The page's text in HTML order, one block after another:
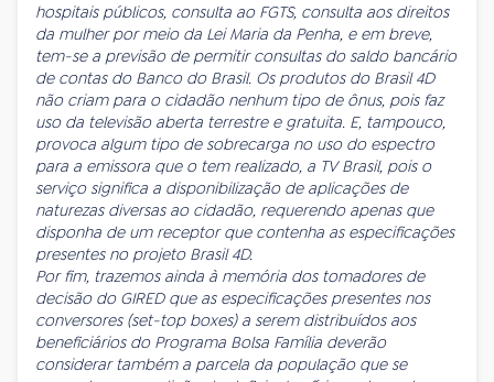
hospitais públicos, consulta ao FGTS, consulta aos direitos
da mulher por meio da Lei Maria da Penha, e em breve,
tem-se a previsão de permitir consultas do saldo bancário
de contas do Banco do Brasil. Os produtos do Brasil 4D
não criam para o cidadão nenhum tipo de ônus, pois faz
uso da televisão aberta terrestre e gratuita. E, tampouco,
provoca algum tipo de sobrecarga no uso do espectro
para a emissora que o tem realizado, a TV Brasil, pois o
serviço significa a disponibilização de aplicações de
naturezas diversas ao cidadão, requerendo apenas que
disponha de um receptor que contenha as especificações
presentes no projeto Brasil 4D.
Por fim, trazemos ainda à memória dos tomadores de
decisão do GIRED que as especificações presentes nos
conversores (set-top boxes) a serem distribuídos aos
beneficiários do Programa Bolsa Família deverão
considerar também a parcela da população que se